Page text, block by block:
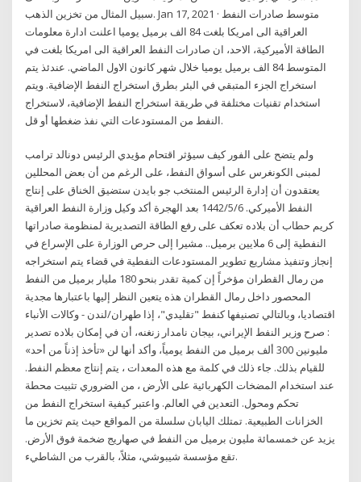
سبيل المثال من تخزين الذهب. Jan 17, 2021 · متوسط صادرات النفط
العراقية الى امريكا بلغت 84 الف برميل يوميا اعلنت ادارة معلومات
الطاقة الأميركية، الاحد، ان صادرات النفط العراقية الى امريكا بلغت في
المتوسط 84 الف برميل يوميا خلال شهر كانون الاول الماضي. عندئذ يتم
استخراج الجزء المتبقي في البئر بطرق استخراج النفط الإضافية. ويتم
استخدام تقنيات مختلفة في طريقة استخراج النفط الإضافية، لاستخراج
النفط من المستودعات التي نفذ ضغطها أو قل.
ولم يتضح على الفور كيف سيؤثر اقتحام مؤيدي الرئيس دونالد ترامب
لمبنى الكونغرس على أسواق النفط، على الرغم من أن بعض المحللين
يعتقدون أن إدارة الرئيس المنتخب جو بايدن ستضيق الخناق على إنتاج
النفط الأميركي. 6‏‏/5‏‏/1442 بعد الهجرة أكد وكيل وزارة النفط العراقية
كريم حطاب أن بلاده تعكف على رفع الطاقة التصديرية لمنظومة صادراتها
النفطية إلى 6 ملايين برميل.. مشيرا إلى حرص الوزارة على الإسراع في
إنجاز وتنفيذ مشاريع تطوير المستودعات النفطية في قضاء يتم استخراجه
من رمال القطران مؤخراً إن كمية تقدر بنحو 180 مليار برميل من النفط
المحصور داخل رمال القطران هذه يتعين النظر إليها باعتبارها مجدية
اقتصاديا، وبالتالي تصنيفها كنفط "تقليدي"، إذا طهران/لندن - وكالات الأنباء
: صرح وزير النفط الإيراني، بيجان نامدار زنغنه، أن في إمكان بلاده تصدير
مليونين 300 ألف برميل من النفط يومياً، وأكد أنها لن «تأخذ إذناً من أحد»
للقيام بذلك. جاء ذلك في كلمة مع هذه المعدات ، يتم إنتاج معظم النفط.
عند استخدام المضخات الكهربائية على الأرض ، من الضروري تثبيت محطة
تحكم ومحول. التعدين في العالم. واعتبر كيفية استخراج النفط من
الخزانات الطبيعية. تمتلك اليابان سلسلة من المواقع حيث يتم تخزين ما
يزيد عن خمسمائة مليون برميل من النفط في صهاريج ضخمة فوق الأرض.
تقع مؤسسة شيبوشي، مثلاً، بالقرب من الشاطيء.